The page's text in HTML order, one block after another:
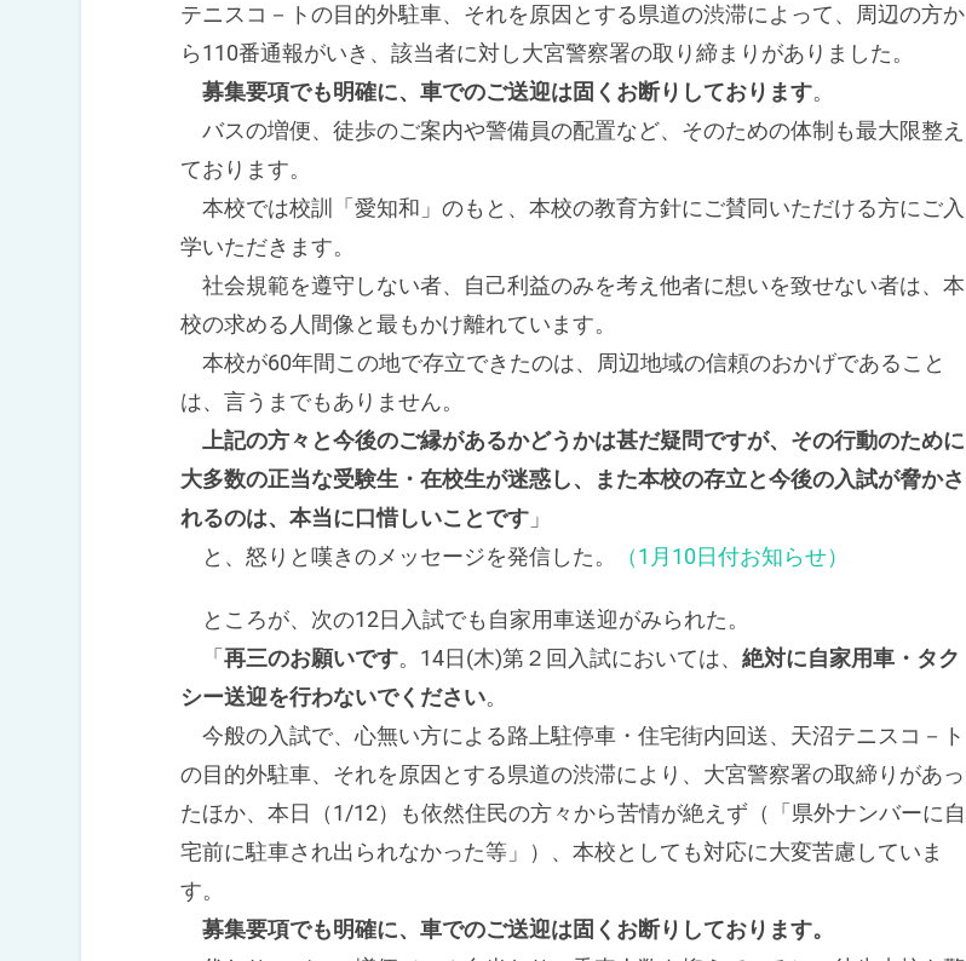
テニスコ－トの目的外駐車、それを原因とする県道の渋滞によって、周辺の方か
ら110番通報がいき、該当者に対し大宮警察署の取り締まりがありました。
募集要項でも明確に、車でのご送迎は固くお断りしております。
バスの増便、徒歩のご案内や警備員の配置など、そのための体制も最大限整え
ております。
本校では校訓「愛知和」のもと、本校の教育方針にご賛同いただける方にご入
学いただきます。
社会規範を遵守しない者、自己利益のみを考え他者に想いを致せない者は、本
校の求める人間像と最もかけ離れています。
本校が60年間この地で存立できたのは、周辺地域の信頼のおかげであること
は、言うまでもありません。
上記の方々と今後のご縁があるかどうかは甚だ疑問ですが、その行動のために
大多数の正当な受験生・在校生が迷惑し、また本校の存立と今後の入試が脅かさ
れるのは、本当に口惜しいことです」
と、怒りと嘆きのメッセージを発信した。
（1月10日付お知らせ）
ところが、次の12日入試でも自家用車送迎がみられた。
「 再三のお願いです。14日(木)第２回入試においては、 絶対に自家用車・タク
シー送迎を行わないでください。
今般の入試で、心無い方による路上駐停車・住宅街内回送、天沼テニスコ－ト
の目的外駐車、それを原因とする県道の渋滞により、大宮警察署の取締りがあっ
たほか、本日（1/12）も依然住民の方々から苦情が絶えず（「県外ナンバーに自
宅前に駐車され出られなかった等」）、本校としても対応に大変苦慮していま
す。
募集要項でも明確に、車でのご送迎は固くお断りしております。